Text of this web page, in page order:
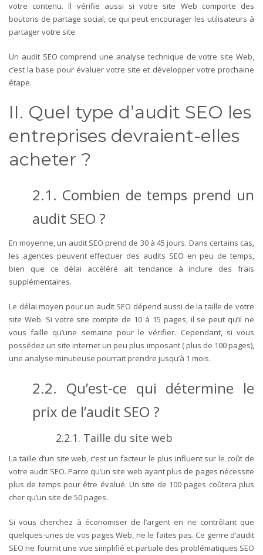
votre contenu. Il vérifie aussi si votre site Web comporte des
boutons de partage social, ce qui peut encourager les utilisateurs à
partager votre site.
Un audit SEO comprend une analyse technique de votre site Web,
c’est la base pour évaluer votre site et développer votre prochaine
étape.
II. Quel type d’audit SEO les
entreprises devraient-elles
acheter ?
2.1. Combien de temps prend un
audit SEO ?
En moyenne, un audit SEO prend de 30 à 45 jours. Dans certains cas,
les agences peuvent effectuer des audits SEO en peu de temps,
bien que ce délai accéléré ait tendance à inclure des frais
supplémentaires.
Le délai moyen pour un audit SEO dépend aussi de la taille de votre
site Web. Si votre site compte de 10 à 15 pages, il se peut qu’il ne
vous faille qu’une semaine pour le vérifier. Cependant, si vous
possédez un site internet un peu plus imposant ( plus de 100 pages),
une analyse minutieuse pourrait prendre jusqu’à 1 mois.
2.2. Qu’est-ce qui détermine le
prix de l’audit SEO ?
2.2.1. Taille du site web
La taille d’un site web, c’est un facteur le plus influent sur le coût de
votre audit SEO. Parce qu’un site web ayant plus de pages nécessite
plus de temps pour être évalué. Un site de 100 pages coûtera plus
cher qu’un site de 50 pages.
Si vous cherchez à économiser de l’argent en ne contrôlant que
quelques-unes de vos pages Web, ne le faites pas. Ce genre d’audit
SEO ne fournit une vue simplifié et partiale des problématiques SEO